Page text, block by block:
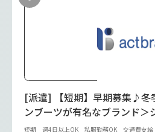
[派遣] 【短期】早期募集♪冬
ンブーツが有名なブランド＞
短期 週4日以上OK 私服勤務OK 交通費支給